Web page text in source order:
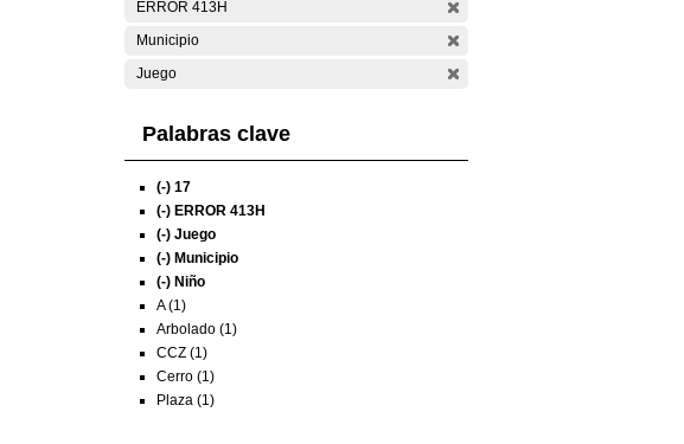
ERROR 413H
Municipio
Juego
Palabras clave
(-) 17
(-) ERROR 413H
(-) Juego
(-) Municipio
(-) Niño
A (1)
Arbolado (1)
CCZ (1)
Cerro (1)
Plaza (1)